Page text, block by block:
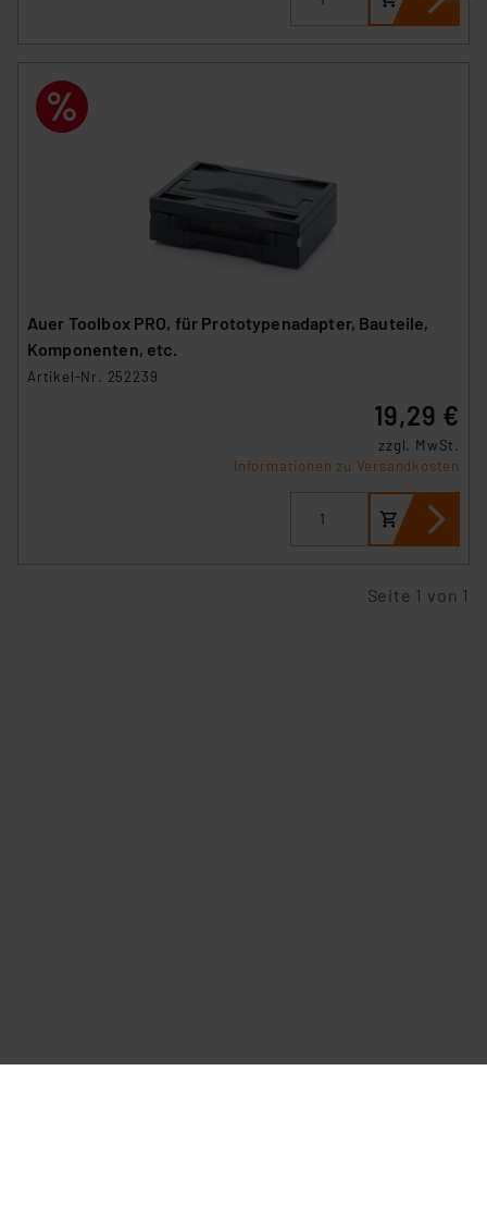
Auer Toolbox PRO, für Prototypenadapter, Bauteile,
Komponenten, etc.
Artikel-Nr. 252239
19,29 €
zzgl. MwSt.
Informationen zu Versandkosten
Seite 1 von 1